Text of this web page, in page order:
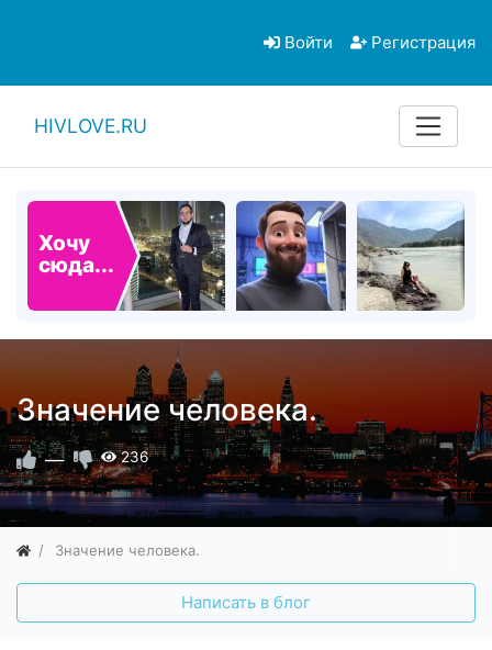
Войти Регистрация
HIVLOVE.RU
Хочу
сюда...
Значение человека.
— 236
Значение человека.
Написать в блог